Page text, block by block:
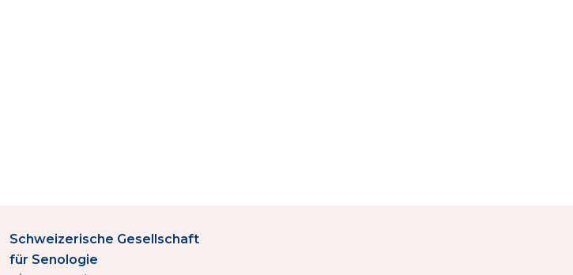
Schweizerische Gesellschaft
für Senologie